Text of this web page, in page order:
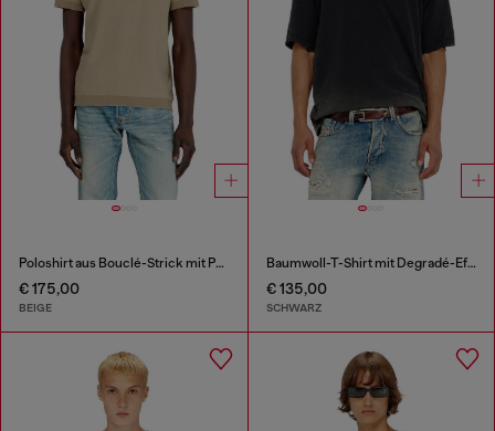
Poloshirt aus Bouclé-Strick mit Phoenix-Logo
€ 175,00
BEIGE
Baumwoll-T-Shirt mit Degradé-Effekt
€ 135,00
SCHWARZ